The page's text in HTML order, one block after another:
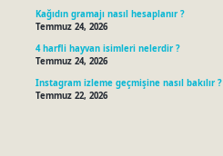
Kağıdın gramajı nasıl hesaplanır ?
Temmuz 24, 2026
4 harfli hayvan isimleri nelerdir ?
Temmuz 24, 2026
Instagram izleme geçmişine nasıl bakılır ?
Temmuz 22, 2026